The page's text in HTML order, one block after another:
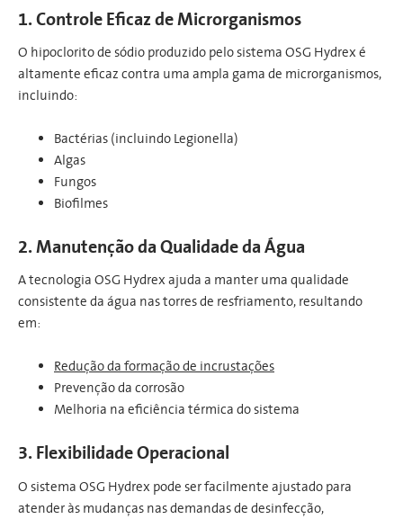
1. Controle Eficaz de Microrganismos
O hipoclorito de sódio produzido pelo sistema OSG Hydrex é
altamente eficaz contra uma ampla gama de microrganismos,
incluindo:
Bactérias (incluindo Legionella)
Algas
Fungos
Biofilmes
2. Manutenção da Qualidade da Água
A tecnologia OSG Hydrex ajuda a manter uma qualidade
consistente da água nas torres de resfriamento, resultando
em:
Redução da formação de incrustações
Prevenção da corrosão
Melhoria na eficiência térmica do sistema
3. Flexibilidade Operacional
O sistema OSG Hydrex pode ser facilmente ajustado para
atender às mudanças nas demandas de desinfecção,